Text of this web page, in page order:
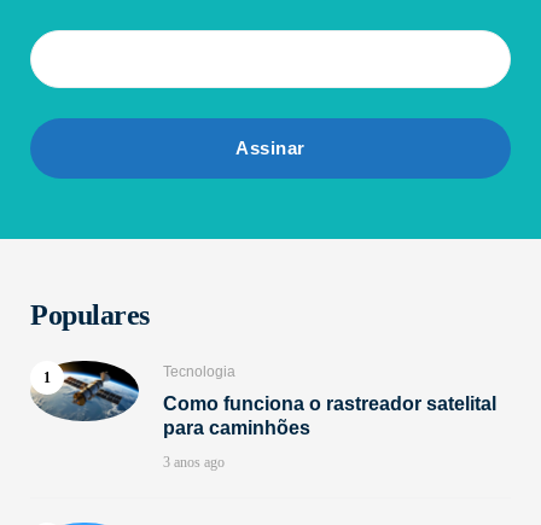
Populares
Tecnologia
Como funciona o rastreador satelital
para caminhões
3 anos ago